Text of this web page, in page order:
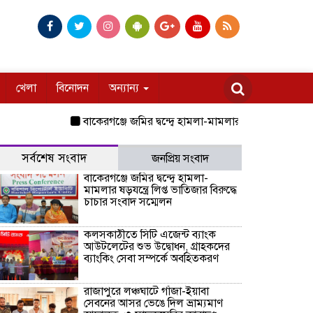
খেলা বিনোদন অন্যান্য
বাকেরগঞ্জে জমির দ্বন্দ্বে হামলা-মামলার ষড়যন্ত্রে লিপ্ত
সর্বশেষ সংবাদ
জনপ্রিয় সংবাদ
বাকেরগঞ্জে জমির দ্বন্দ্বে হামলা-
মামলার ষড়যন্ত্রে লিপ্ত ভাতিজার বিরুদ্ধে
চাচার সংবাদ সম্মেলন
কলসকাঠীতে সিটি এজেন্ট ব্যাংক
আউটলেটের শুভ উদ্বোধন, গ্রাহকদের
ব্যাংকিং সেবা সম্পর্কে অবহিতকরণ
রাজাপুরে লঞ্চঘাটে গাঁজা-ইয়াবা
সেবনের আসর ভেঙে দিল ভ্রাম্যমাণ